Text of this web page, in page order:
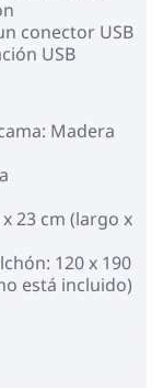
conector USB
USB
Madera
23 cm (largo x
120 x 190
está incluido)
con CC